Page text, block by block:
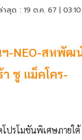
าสุด : 19 ต.ค. 67 |
ฯ-NEO-สหพัฒ
ชู แม็คโคร-
ปรโมชันพิเศษภายใต้